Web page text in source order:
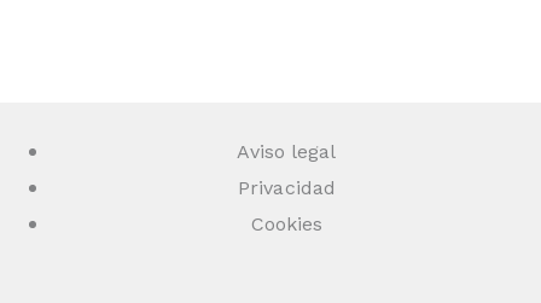
Aviso legal
Privacidad
Cookies